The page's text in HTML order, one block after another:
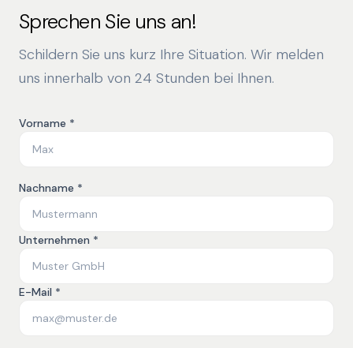
Sprechen Sie uns an!
Schildern Sie uns kurz Ihre Situation. Wir melden
uns innerhalb von 24 Stunden bei Ihnen.
Vorname *
Nachname *
Unternehmen *
E-Mail *